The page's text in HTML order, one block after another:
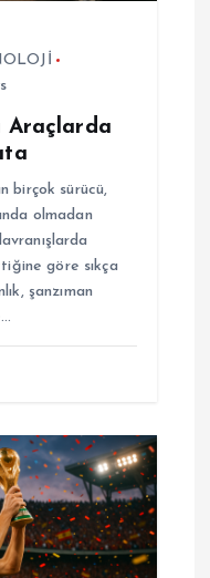
Araçlarda
birçok sürücü,
olmadan
göre sıkça
şanzıman